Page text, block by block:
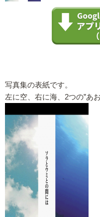
写真集の表紙です。
左に空、右に海、2つの”あ